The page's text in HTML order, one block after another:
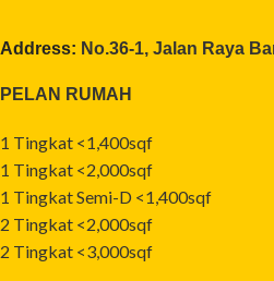
Address: No.36-1, Jalan Raya
PELAN RUMAH
1 Tingkat <1,400sqf
1 Tingkat <2,000sqf
1 Tingkat Semi-D <1,400sqf
2 Tingkat <2,000sqf
2 Tingkat <3,000sqf